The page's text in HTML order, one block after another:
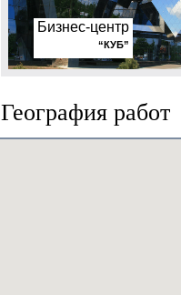
Бизнес-центр
“КУБ”
География работ